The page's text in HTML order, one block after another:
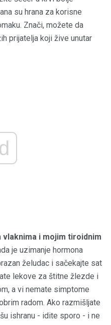
su hrana za korisne
Znači, možete da
prijatelja koji žive unutar
i mojim tiroidnim
je uzimanje hormona
želudac i sačekajte sat
lekove za štitne žlezde i
a vi nemate simptome
radom. Ako razmišljate
ishranu - idite sporo - i ne